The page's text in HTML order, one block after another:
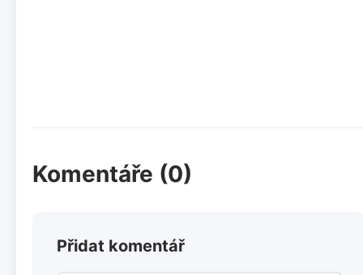
Komentáře (0)
Přidat komentář